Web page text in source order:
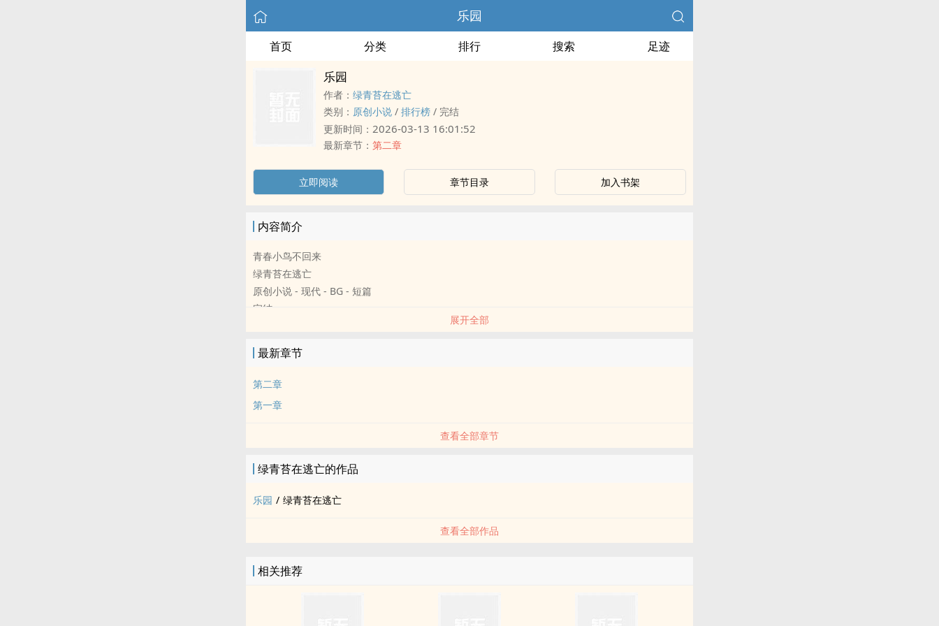
乐园
首页 分类 排行 搜索 足迹
乐园
作者： 绿青苔在逃亡
类别： 原创小说 / 排行榜 / 完结
更新时间： 2026-03-13 16:01:52
最新章节： 第二章
立即阅读 章节目录 加入书架
内容简介
青春小鸟不回来
绿青苔在逃亡
原创小说 - 现代 - BG - 短篇
完结
展开全部
最新章节
第二章
第一章
查看全部章节
绿青苔在逃亡的作品
乐园 / 绿青苔在逃亡
查看全部作品
相关推荐